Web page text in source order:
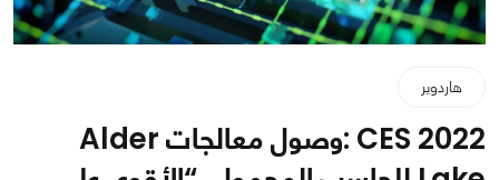
هاردوير
CES 2022 :وصول معالجات Alder